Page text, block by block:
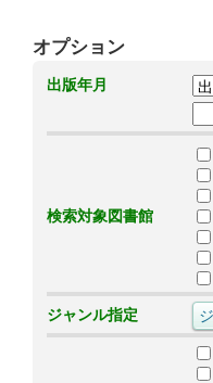
オプション
出版年月
検索対象図書館
ジャンル指定